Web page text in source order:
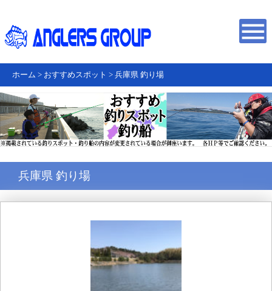
ホーム > おすすめスポット > 兵庫県 釣り場
兵庫県 釣り場